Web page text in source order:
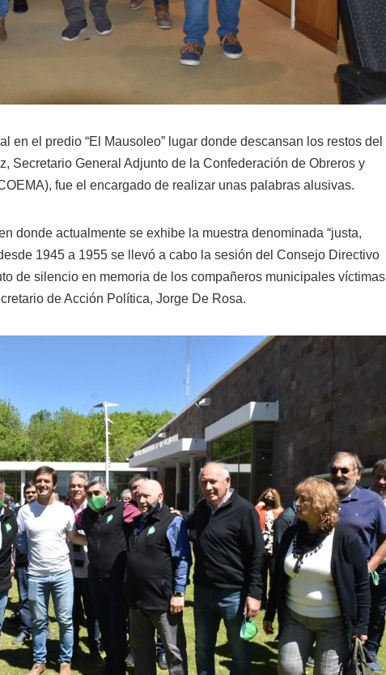
en el predio “El Mausoleo” lugar donde descansan los restos del
Secretario General Adjunto de la Confederación de Obreros y
fue el encargado de realizar unas palabras alusivas.
donde actualmente se exhibe la muestra denominada “justa,
1945 a 1955 se llevó a cabo la sesión del Consejo Directivo
de silencio en memoria de los compañeros municipales víctimas
de Acción Política, Jorge De Rosa.